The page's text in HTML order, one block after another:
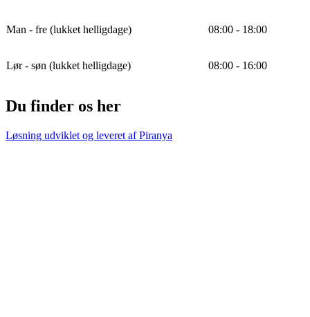
Man - fre (lukket helligdage) 08:00 - 18:00
Lør - søn (lukket helligdage) 08:00 - 16:00
Du finder os her
Løsning udviklet og leveret afPiranya